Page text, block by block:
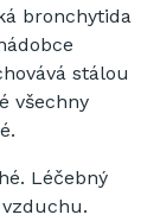
bronchytida
stálou
všechny
Léčebný